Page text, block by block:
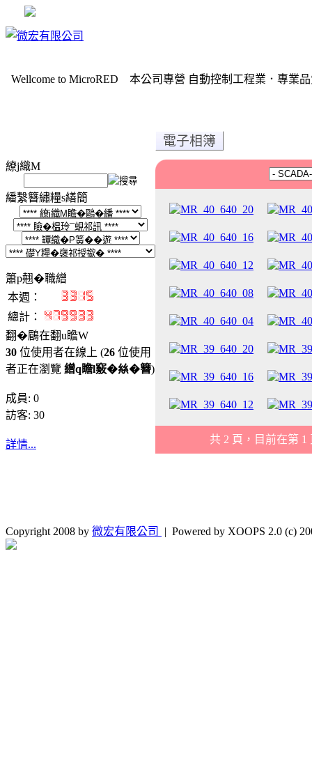
Wellcome to MicroRED 本公司專營 自動控制工程業．專業
繚j織M
繙繫簪繡糧s繕簡
簫p翹�職繒
本週：
總計：
翻�鶥在翻u瞻W
30 位使用者在線上 (26 位使用
者正在瀏覽 繒q瞻l竅�𢇃�簪)
成員: 0
訪客: 30
詳情...
電子相簿
共 2 頁，目前在第 1
Copyright 2008 by 微宏有限公司 | Powered by XOOPS 2.0 (c)